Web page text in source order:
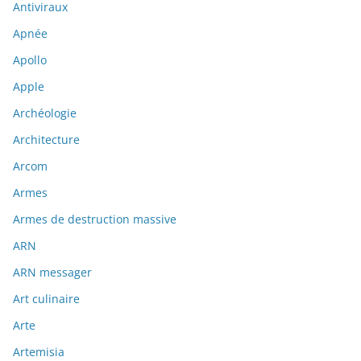
Antiviraux
Apnée
Apollo
Apple
Archéologie
Architecture
Arcom
Armes
Armes de destruction massive
ARN
ARN messager
Art culinaire
Arte
Artemisia